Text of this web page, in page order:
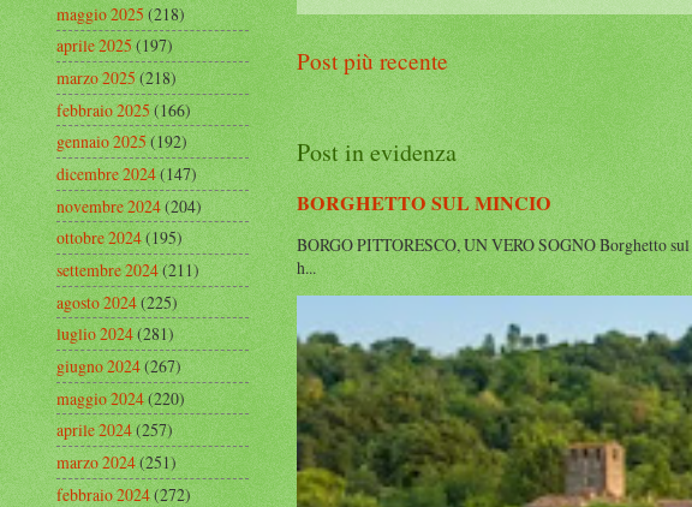
Post più recente
Post in evidenza
BORGHETTO SUL MINCIO
BORGO PITTORESCO, UN VERO SOGNO Borghetto
h...
maggio 2025(218)
aprile 2025(197)
marzo 2025(218)
febbraio 2025(166)
gennaio 2025(192)
dicembre 2024(147)
novembre 2024(204)
ottobre 2024(195)
settembre 2024(211)
agosto 2024(225)
luglio 2024(281)
giugno 2024(267)
maggio 2024(220)
aprile 2024(257)
marzo 2024(251)
febbraio 2024(272)